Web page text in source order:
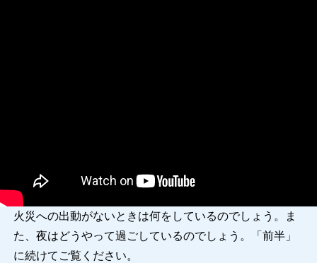
火災への出動がないときは何をしているのでしょう。ま
た、夜はどうやって過ごしているのでしょう。「前半」
に続けてご覧ください。